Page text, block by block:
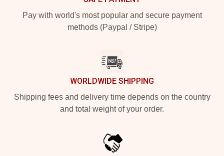
Pay with world's most popular and secure payment
methods (Paypal / Stripe)
WORLDWIDE SHIPPING
Shipping fees and delivery time depends on the country
and total weight of your order.